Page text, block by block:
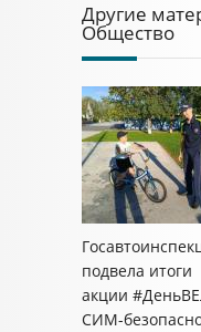
Другие
Общество
подвела итоги
акции
СИМ-